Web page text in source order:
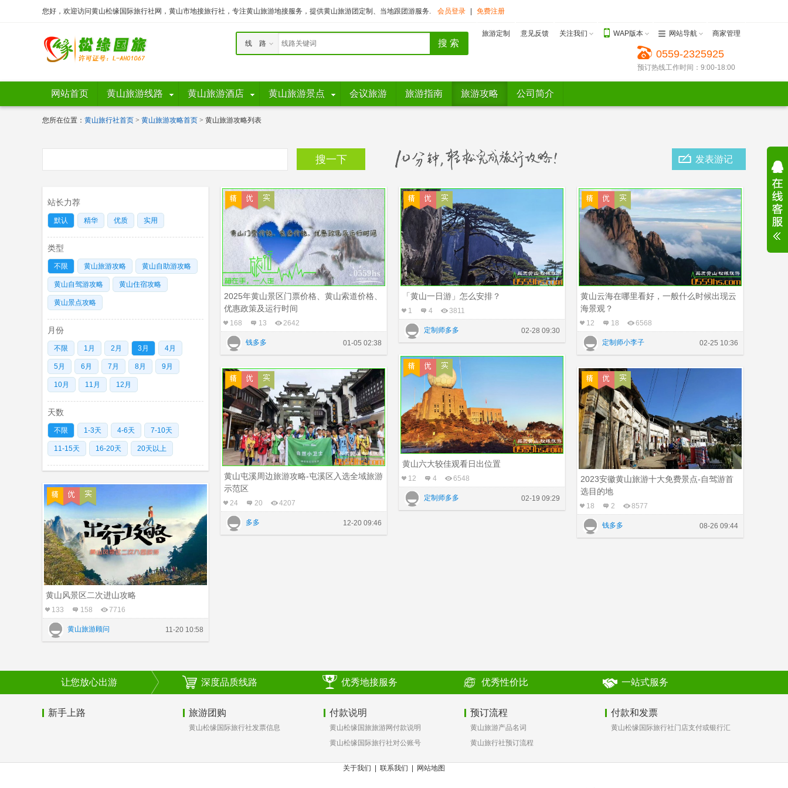
您好，欢迎访问黄山松缘国际旅行社网，黄山市地接旅行社，专注黄山旅游地接服务，提供黄山旅游团定制、当地跟团游服务. 会员登录 免费注册
旅游定制 意见反馈 关注我们 WAP版本 网站导航
商家管理
线 路
0559-2325925
预订热线工作时间：9:00-18:00
网站首页 黄山旅游线路 黄山旅游酒店 黄山旅游景点 会议旅游 旅游指南 旅游攻略 公司简介
您所在位置： 黄山旅行社首页 > 黄山旅游攻略首页 > 黄山旅游攻略列表
发表游记
站长力荐
默认 精华 优质 实用
类型
不限 黄山旅游攻略 黄山自助游攻略
黄山自驾游攻略 黄山住宿攻略
黄山景点攻略
月份
不限 1月 2月 3月 4月
5月 6月 7月 8月 9月
10月 11月 12月
天数
不限 1-3天 4-6天 7-10天
11-15天 16-20天 20天以上
2025年黄山景区门票价格、黄山索道价格、
优惠政策及运行时间
168 13 2642
钱多多 01-05 02:38
「黄山一日游」怎么安排？
1 4 3811
定制师多多 02-28 09:30
黄山云海在哪里看好，一般什么时候出现云
海景观？
12 18 6568
定制师小李子 02-25 10:36
黄山六大较佳观看日出位置
12 4 6548
定制师多多 02-19 09:29
黄山屯溪周边旅游攻略-屯溪区入选全域旅游
示范区
24 20 4207
多多 12-20 09:46
2023安徽黄山旅游十大免费景点-自驾游首
选目的地
18 2 8577
钱多多 08-26 09:44
黄山风景区二次进山攻略
133 158 7716
黄山旅游顾问 11-20 10:58
让您放心出游 深度品质线路 优秀地接服务 优秀性价比 一站式服务
新手上路 旅游团购
黄山松缘国际旅行社发票信息
付款说明
黄山松缘国旅旅游网付款说明
黄山松缘国际旅行社对公账号
预订流程
黄山旅游产品名词
黄山旅行社预订流程
付款和发票
黄山松缘国际旅行社门店支付或银行汇
关于我们 联系我们 网站地图